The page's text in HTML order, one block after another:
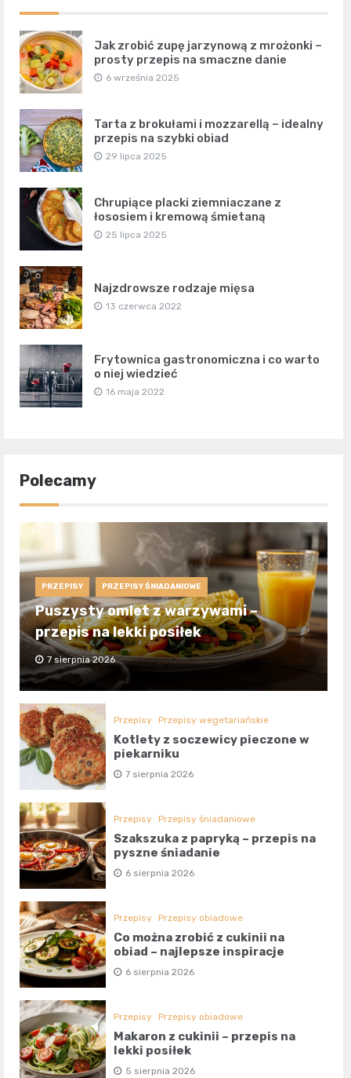
Jak zrobić zupę jarzynową z mrożonki –
prosty przepis na smaczne danie
6 września 2025
Tarta z brokułami i mozzarellą – idealny
przepis na szybki obiad
29 lipca 2025
Chrupiące placki ziemniaczane z
łososiem i kremową śmietaną
25 lipca 2025
Najzdrowsze rodzaje mięsa
13 czerwca 2022
Frytownica gastronomiczna i co warto
o niej wiedzieć
16 maja 2022
Polecamy
PRZEPISY PRZEPISY ŚNIADANIOWE
Puszysty omlet z warzywami –
przepis na lekki posiłek
7 sierpnia 2026
Przepisy Przepisy wegetariańskie
Kotlety z soczewicy pieczone w
piekarniku
7 sierpnia 2026
Przepisy Przepisy śniadaniowe
Szakszuka z papryką – przepis na
pyszne śniadanie
6 sierpnia 2026
Przepisy Przepisy obiadowe
Co można zrobić z cukinii na
obiad – najlepsze inspiracje
6 sierpnia 2026
Przepisy Przepisy obiadowe
Makaron z cukinii – przepis na
lekki posiłek
5 sierpnia 2026